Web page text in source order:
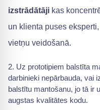
izstrādātāji kas
un klienta puses
vietņu veidošanā.
Uz prototipiem balstīta
darbinieki nepārbauda, vai
balstītu mantošanu, jo tā ir
augstas kvalitātes kodu.